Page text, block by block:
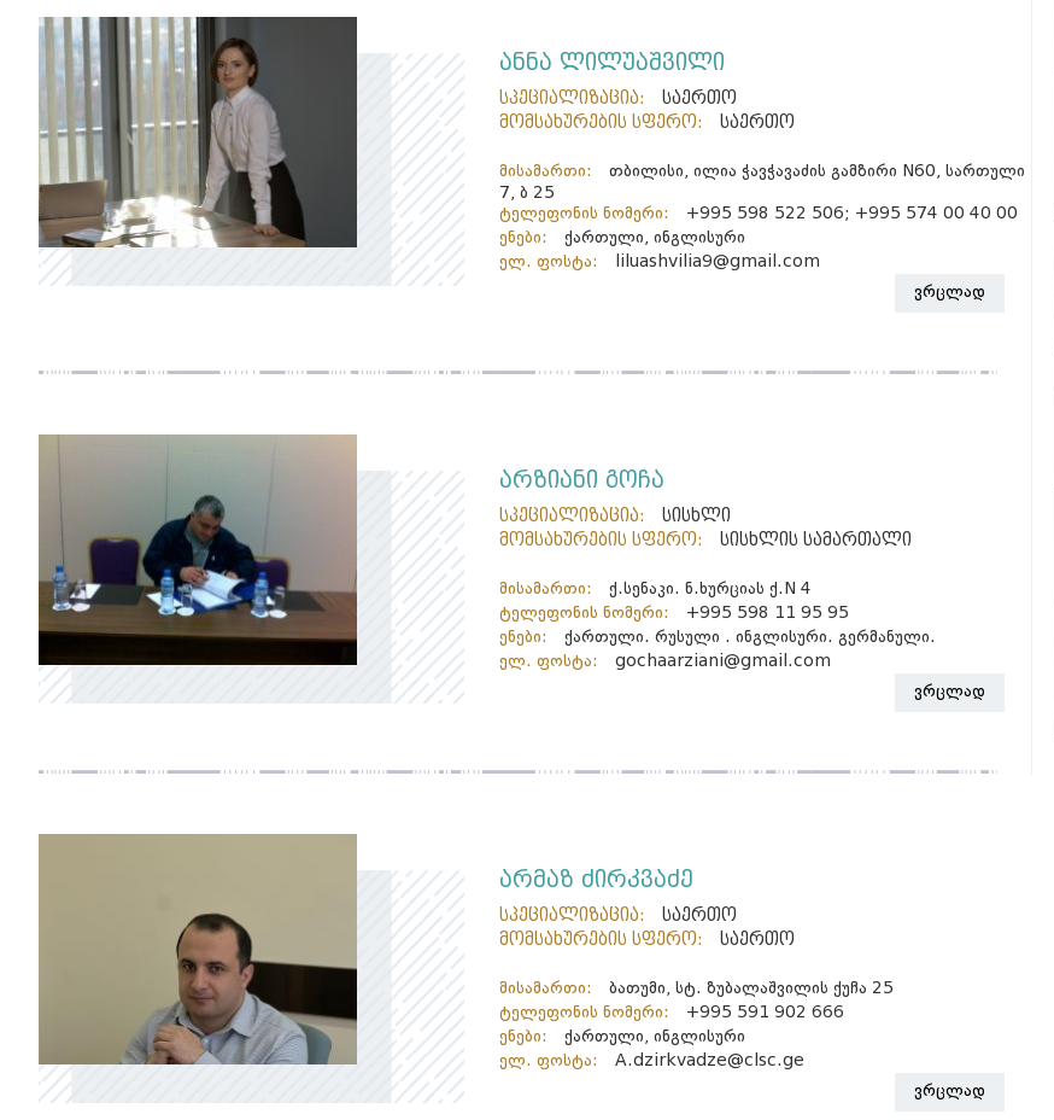
ანნა ლილუაშვილი
სპეციალიზაცია:
საერთო
მომსახურების სფერო:
საერთო
მისამართი:
თბილისი, ილია ჭავჭავაძის გამზირი N60, სართული
7, ბ 25
ტელეფონის ნომერი:
+995 598 522 506; +995 574 00 40 00
ენები:
ქართული, ინგლისური
ელ. ფოსტა:
liluashvilia9@gmail.com
ვრცლად
არზიანი გოჩა
სპეციალიზაცია:
სისხლი
მომსახურების სფერო:
სისხლის სამართალი
მისამართი:
ქ.სენაკი. ნ.ხურციას ქ.N 4
ტელეფონის ნომერი:
+995 598 11 95 95
ენები:
ქართული. რუსული . ინგლისური. გერმანული.
ელ. ფოსტა:
gochaarziani@gmail.com
ვრცლად
არმაზ ძირკვაძე
სპეციალიზაცია:
საერთო
მომსახურების სფერო:
საერთო
მისამართი:
ბათუმი, სტ. ზუბალაშვილის ქუჩა 25
ტელეფონის ნომერი:
+995 591 902 666
ენები:
ქართული, ინგლისური
ელ. ფოსტა:
A.dzirkvadze@clsc.ge
ვრცლად